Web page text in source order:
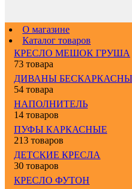
О магазине
Каталог товаров
КРЕСЛО МЕШОК ГРУША
73 товара
ДИВАНЫ
54 товара
НАПОЛНИТЕЛЬ
14 товаров
ПУФЫ КАРКАСНЫЕ
213 товаров
ДЕТСКИЕ КРЕСЛА
30 товаров
КРЕСЛО ФУТОН